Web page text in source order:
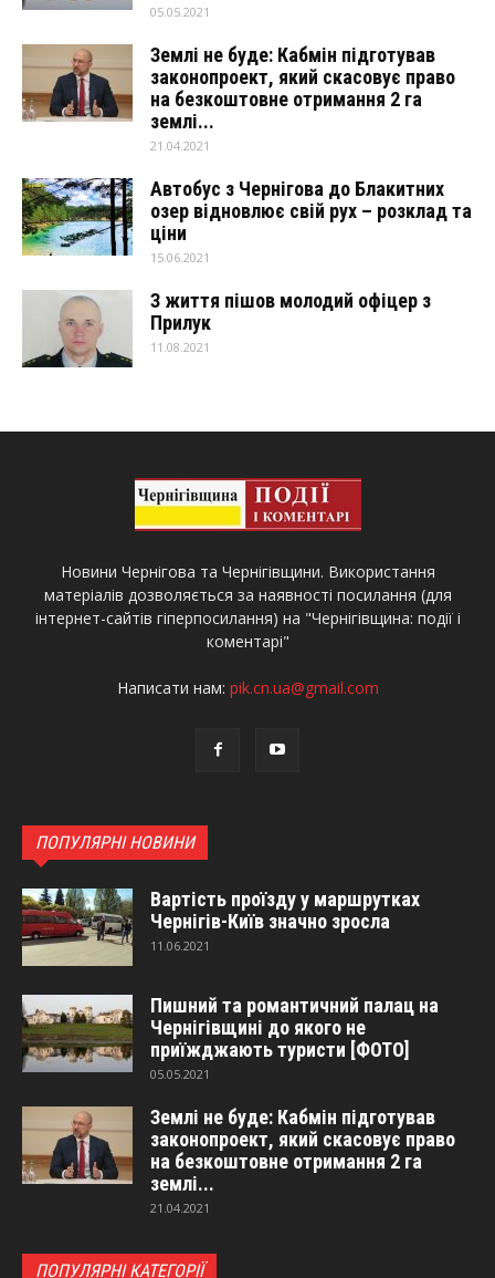
05.05.2021
Землі не буде: Кабмін підготував
законопроект, який скасовує право
на безкоштовне отримання 2 га
землі...
21.04.2021
Автобус з Чернігова до Блакитних
озер відновлює свій рух – розклад та
ціни
15.06.2021
З життя пішов молодий офіцер з
Прилук
11.08.2021
Новини Чернігова та Чернігівщини. Використання
матеріалів дозволяється за наявності посилання (для
інтернет-сайтів гіперпосилання) на "Чернігівщина: події і
коментарі"
Написати нам: pik.cn.ua@gmail.com
ПОПУЛЯРНІ НОВИНИ
Вартість проїзду у маршрутках
Чернігів-Київ значно зросла
11.06.2021
Пишний та романтичний палац на
Чернігівщині до якого не
приїжджають туристи [ФОТО]
05.05.2021
Землі не буде: Кабмін підготував
законопроект, який скасовує право
на безкоштовне отримання 2 га
землі...
21.04.2021
ПОПУЛЯРНІ КАТЕГОРІЇ